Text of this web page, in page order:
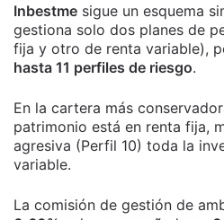
Inbestme sigue un esquema
gestiona solo dos planes de
fija y otro de renta variable),
hasta 11 perfiles de riesgo.
En la cartera más
patrimonio está en renta fija,
agresiva (Perfil 10) toda la
variable.
La comisión de gestión de